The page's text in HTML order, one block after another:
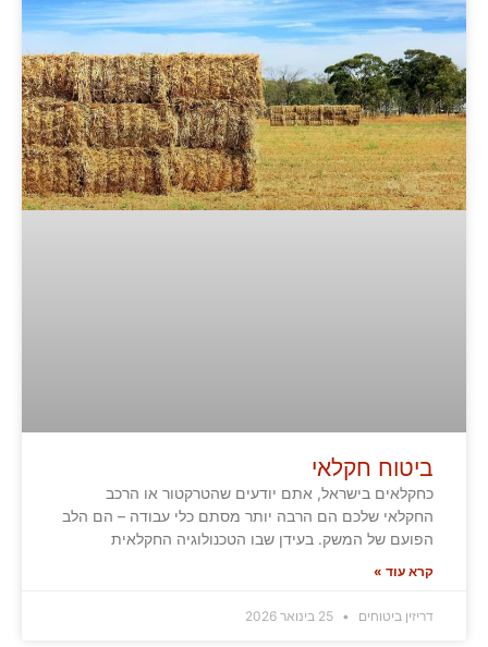
ביטוח חקלאי
כחקלאים בישראל, אתם יודעים שהטרקטור או הרכב
החקלאי שלכם הם הרבה יותר מסתם כלי עבודה – הם הלב
הפועם של המשק. בעידן שבו הטכנולוגיה החקלאית
קרא עוד »
דריזין ביטוחים